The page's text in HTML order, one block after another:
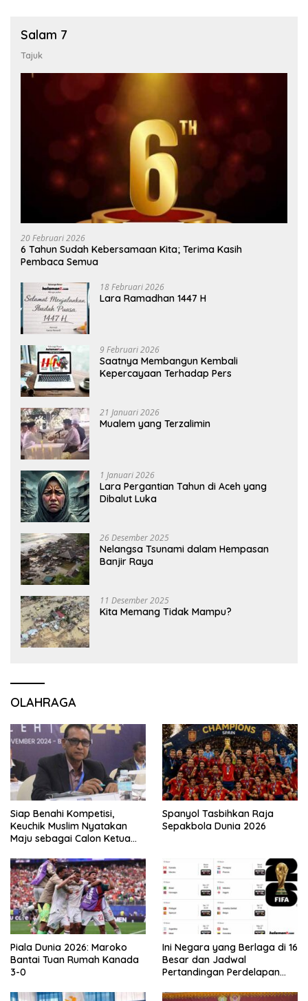
Salam 7
Tajuk
20 Februari 2026
6 Tahun Sudah Kebersamaan Kita; Terima Kasih
Pembaca Semua
18 Februari 2026
Lara Ramadhan 1447 H
9 Februari 2026
Saatnya Membangun Kembali
Kepercayaan Terhadap Pers
21 Januari 2026
Mualem yang Terzalimin
1 Januari 2026
Lara Pergantian Tahun di Aceh yang
Dibalut Luka
26 Desember 2025
Nelangsa Tsunami dalam Hempasan
Banjir Raya
11 Desember 2025
Kita Memang Tidak Mampu?
OLAHRAGA
Siap Benahi Kompetisi,
Keuchik Muslim Nyatakan
Maju sebagai Calon Ketua
Spanyol Tasbihkan Raja
Sepakbola Dunia 2026
Piala Dunia 2026: Maroko
Bantai Tuan Rumah Kanada
3-0
Ini Negara yang Berlaga di 16
Besar dan Jadwal
Pertandingan Perdelapan